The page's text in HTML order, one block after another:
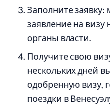
Заполните
заявление на визу
органы власти.
Получите свою
нескольких дней
одобренную визу,
поездки в